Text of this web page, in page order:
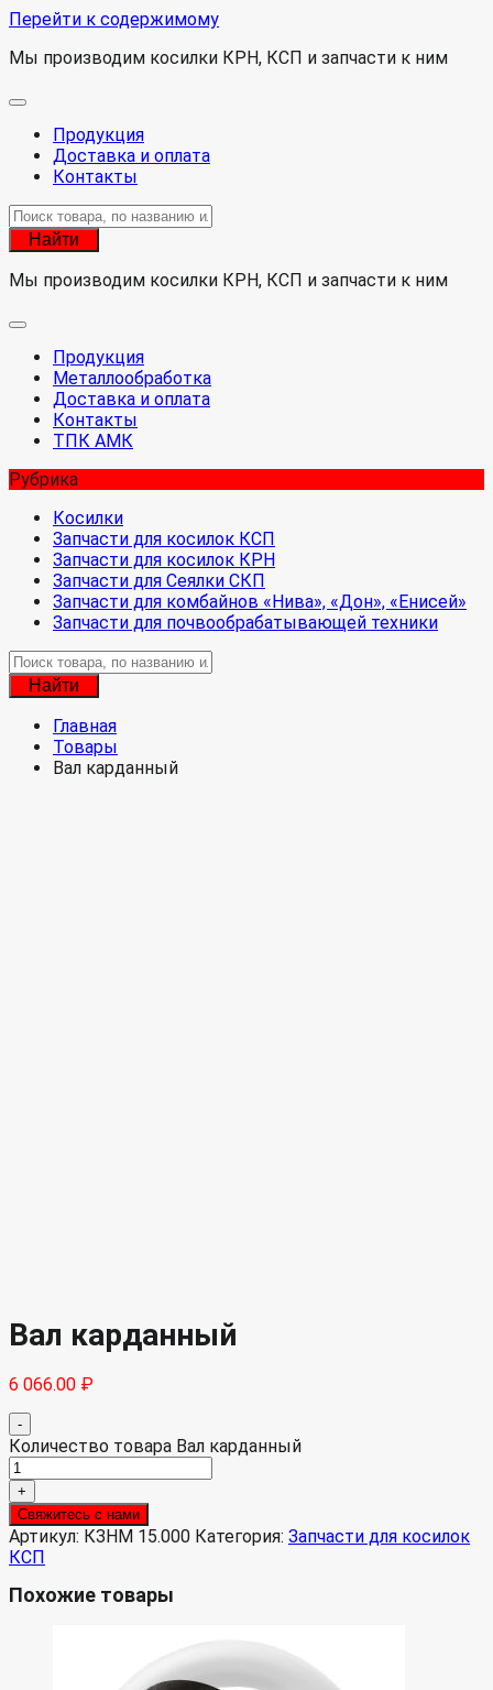
Перейти к содержимому
Мы производим косилки КРН, КСП и запчасти к ним
Продукция
Доставка и оплата
Контакты
Найти
Мы производим косилки КРН, КСП и запчасти к ним
Продукция
Металлообработка
Доставка и оплата
Контакты
ТПК АМК
Рубрика
Косилки
Запчасти для косилок КСП
Запчасти для косилок КРН
Запчасти для Сеялки СКП
Запчасти для комбайнов «Нива», «Дон», «Енисей»
Запчасти для почвообрабатывающей техники
Найти
Главная
Товары
Вал карданный
Вал карданный
6 066.00 ₽
-
Количество товара Вал карданный
+
Свяжитесь с нами
Артикул: КЗНМ 15.000 Категория: Запчасти для косилок
КСП
Похожие товары